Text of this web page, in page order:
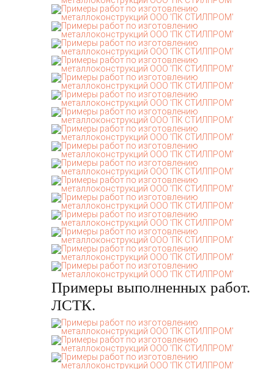
Примеры выполненных работ.
ЛСТК.